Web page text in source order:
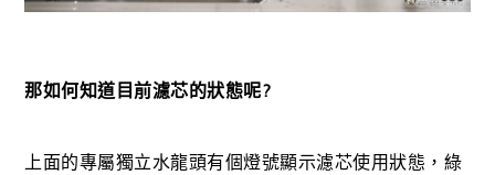
那如何知道目前濾芯的狀態呢?
上面的專屬獨立水龍頭有個燈號顯示濾芯使用狀態，綠